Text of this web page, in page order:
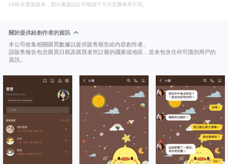
LINE非最新版本，部分畫面設計可能與下方示意圖有所不同。
關於提供給創作者的資訊
本公司收集相關購買數據以提供販售報告給內容創作者。
該販售報告包含購買日期及購買者所註冊的國家或地區，並未包含任何可識別用戶的
資訊。